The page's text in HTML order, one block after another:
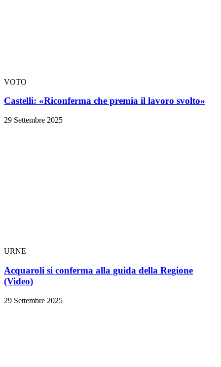
VOTO
Castelli: «Riconferma che premia il lavoro svolto»
29 Settembre 2025
URNE
Acquaroli si conferma alla guida della Regione
(Video)
29 Settembre 2025